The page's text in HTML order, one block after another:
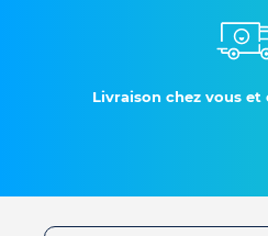
Livraison chez vous et